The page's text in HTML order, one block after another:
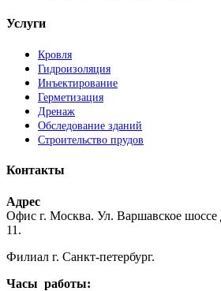
Услуги
Кровля
Гидроизоляция
Инъектирование
Герметизация
Дренаж
Обследование зданий
Строительство прудов
Контакты
Адрес
Офис г. Москва. Ул. Варшавское шоссе
11.
Филиал г. Санкт-петербург.
Часы работы: